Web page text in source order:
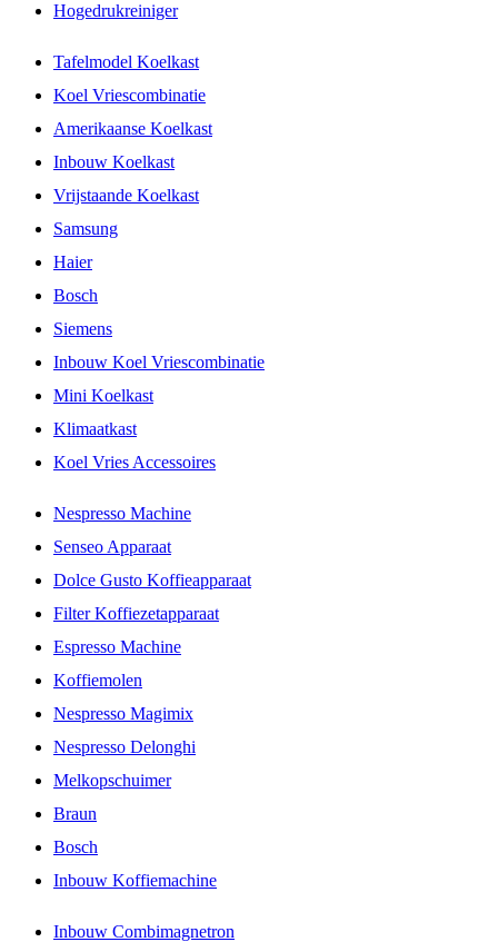
Hogedrukreiniger
Tafelmodel Koelkast
Koel Vriescombinatie
Amerikaanse Koelkast
Inbouw Koelkast
Vrijstaande Koelkast
Samsung
Haier
Bosch
Siemens
Inbouw Koel Vriescombinatie
Mini Koelkast
Klimaatkast
Koel Vries Accessoires
Nespresso Machine
Senseo Apparaat
Dolce Gusto Koffieapparaat
Filter Koffiezetapparaat
Espresso Machine
Koffiemolen
Nespresso Magimix
Nespresso Delonghi
Melkopschuimer
Braun
Bosch
Inbouw Koffiemachine
Inbouw Combimagnetron